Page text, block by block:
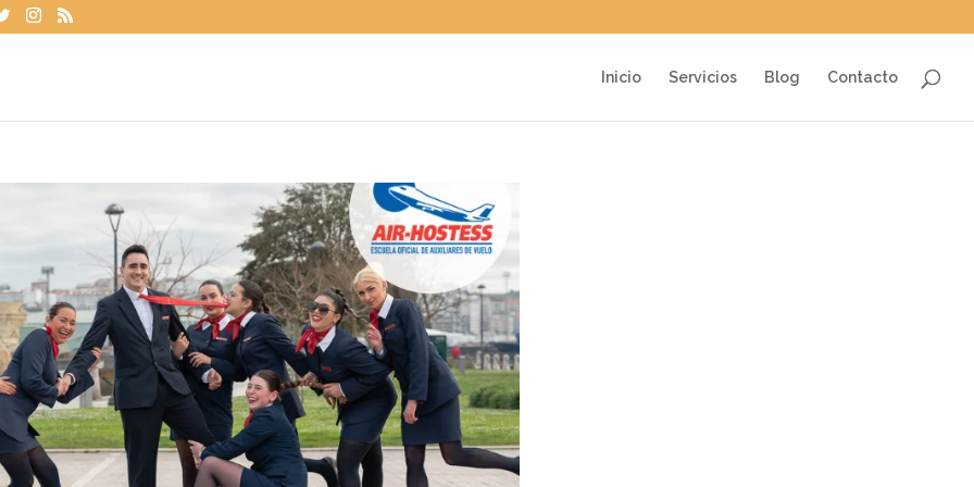
Inicio Servicios Blog Contacto